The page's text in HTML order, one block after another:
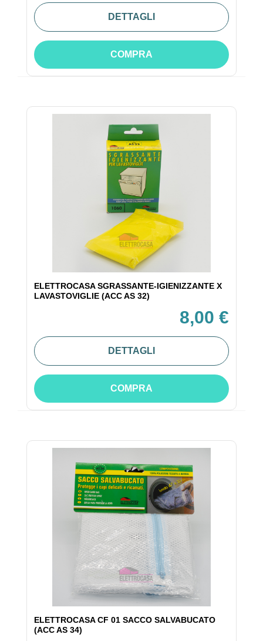
DETTAGLI
COMPRA
ELETTROCASA SGRASSANTE-IGIENIZZANTE X
LAVASTOVIGLIE (ACC AS 32)
8,00 €
DETTAGLI
COMPRA
ELETTROCASA CF 01 SACCO SALVABUCATO
(ACC AS 34)